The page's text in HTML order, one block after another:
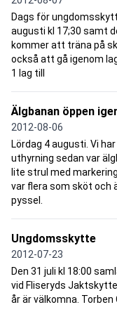
Dags för
augusti kl 17;30 samt
kommer att träna på
också att gå igenom
1 lag till
Älgbanan öppen
2012-08-06
Lördag 4 augusti. Vi
uthyrning sedan var
lite strul med
var flera som sköt och
pyssel.
Ungdomsskytte
2012-07-23
Den 31 juli kl 18:00
vid Fliseryds
år är välkomna.